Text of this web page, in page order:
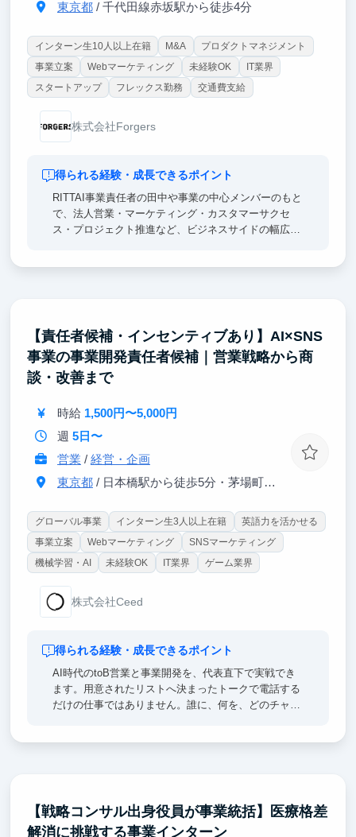
東京都/ 千代田線赤坂駅から徒歩4分
インターン生10人以上在籍 M&A
プロダクトマネジメント
事業立案
Webマーケティング 未経験OK
IT業界
スタートアップ
フレックス勤務 交通費支給
株式会社Forgers
得られる経験・成長できるポイント
RITTAI事業責任者の田中や事業の中心メンバーのもと
で、法人営業・マーケティング・カスタマーサクセ
ス・プロジェクト推進など、ビジネスサイドの幅広い
スタートアップが成長していく過程を間近で体感でき
るため、就活でも「自分で考え、行動し、成果につな
げた経験」として語りやすい実践的なエピソードを得
られます。
【責任者候補・インセンティブあり】AI×SNS
事業の事業開発責任者候補｜営業戦略から商
談・改善まで
時給 1,500円〜5,000円
週 5日〜
営業 / 経営・企画
東京都/ 日本橋駅から徒歩5分・茅場町駅から徒歩2分
グローバル事業 インターン生3人以上在籍
英語力を活かせる
事業立案
Webマーケティング
SNSマーケティング
機械学習・AI
未経験OK IT業界 ゲーム業界
株式会社Ceed
得られる経験・成長できるポイント
AI時代のtoB営業と事業開発を、代表直下で実戦でき
ます。用意されたリストへ決まったトークで電話する
だけの仕事ではありません。誰に、何を、どのチャネ
へ組み込み、営業組織を強くする仕組みづくりにも挑
戦できます。成果を出せば業界や営業チャネルのオー
【戦略コンサル出身役員が事業統括】医療格差
解消に挑戦する事業インターン